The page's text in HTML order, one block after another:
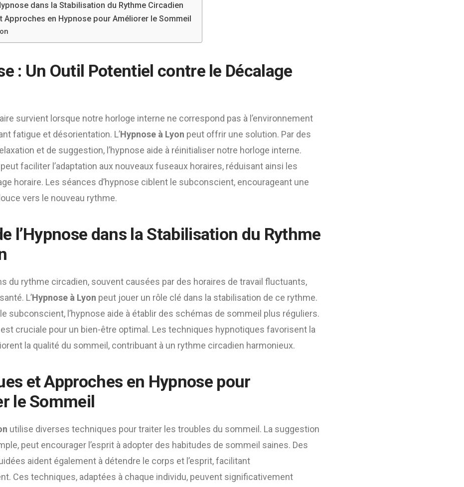
dans la Stabilisation du Rythme Circadien
Approches en Hypnose pour Améliorer le Sommeil
: Un Outil Potentiel contre le Décalage
survient lorsque notre horloge interne ne correspond pas à l’environnement
fatigue et désorientation. L’Hypnose à Lyon peut offrir une solution. Par des
et de suggestion, l’hypnose aide à réinitialiser notre horloge interne.
faciliter l’adaptation aux nouveaux fuseaux horaires, réduisant ainsi les
horaire. Les séances d’hypnose ciblent le subconscient, encourageant une
vers le nouveau rythme.
l’Hypnose dans la Stabilisation du Rythme
du rythme circadien, souvent causées par des horaires de travail fluctuants,
L’Hypnose à Lyon peut jouer un rôle clé dans la stabilisation de ce rythme.
subconscient, l’hypnose aide à établir des schémas de sommeil plus réguliers.
cruciale pour un bien-être optimal. Les techniques hypnotiques favorisent la
la qualité du sommeil, contribuant à un rythme circadien harmonieux.
et Approches en Hypnose pour
le Sommeil
utilise diverses techniques pour traiter les troubles du sommeil. La suggestion
peut encourager l’esprit à adopter des habitudes de sommeil saines. Des
aident également à détendre le corps et l’esprit, facilitant
Ces techniques, adaptées à chaque individu, peuvent significativement